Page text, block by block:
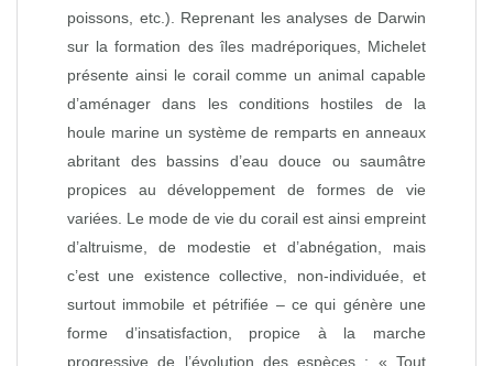
poissons, etc.). Reprenant les analyses de Darwin
sur la formation des îles madréporiques, Michelet
présente ainsi le corail comme un animal capable
d’aménager dans les conditions hostiles de la
houle marine un système de remparts en anneaux
abritant des bassins d’eau douce ou saumâtre
propices au développement de formes de vie
variées. Le mode de vie du corail est ainsi empreint
d’altruisme, de modestie et d’abnégation, mais
c’est une existence collective, non‑individuée, et
surtout immobile et pétrifiée – ce qui génère une
forme d’insatisfaction, propice à la marche
progressive de l’évolution des espèces : « Tout